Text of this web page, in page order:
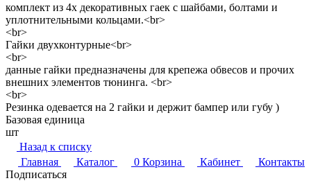
комплект из 4х декоративных гаек с шайбами, болтами и
уплотнительными кольцами.<br>
<br>
Гайки двухконтурные<br>
<br>
данные гайки предназначены для крепежа обвесов и прочих
внешних элементов тюнинга. <br>
<br>
Резинка одевается на 2 гайки и держит бампер или губу )
Базовая единица
шт
Назад к списку
Главная
Каталог 0 Корзина Кабинет
Контакты
Подписаться